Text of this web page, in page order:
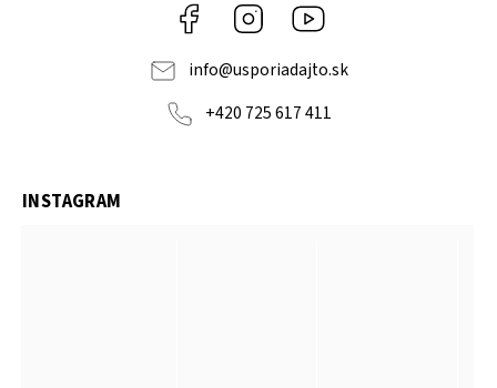
Facebook Instagram
info@usporiadajto.sk
+420 725 617 411
INSTAGRAM